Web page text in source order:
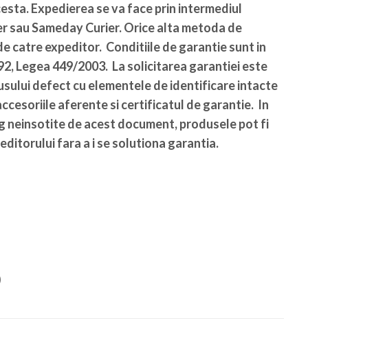
Expedierea se va face prin intermediul
sau Sameday Curier. Orice alta metoda de
catre expeditor. Conditiile de garantie sunt in
Legea 449/2003. La solicitarea garantiei este
defect cu elementele de identificare intacte
aferente si certificatul de garantie. In
neinsotite de acest document, produsele pot fi
fara a i se solutiona garantia.